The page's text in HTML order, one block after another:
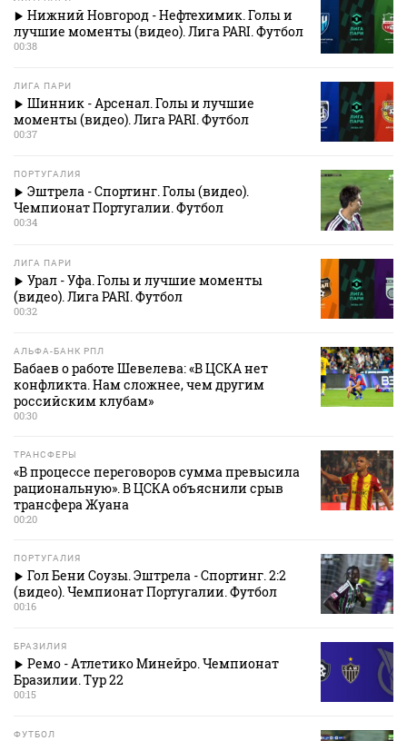
Нижний Новгород - Нефтехимик. Голы и
лучшие моменты (видео). Лига PARI. Футбол
00:38
ЛИГА ПАРИ
Шинник - Арсенал. Голы и лучшие
моменты (видео). Лига PARI. Футбол
00:37
ПОРТУГАЛИЯ
Эштрела - Спортинг. Голы (видео).
Чемпионат Португалии. Футбол
00:34
ЛИГА ПАРИ
Урал - Уфа. Голы и лучшие моменты
(видео). Лига PARI. Футбол
00:32
АЛЬФА-БАНК РПЛ
Бабаев о работе Шевелева: «В ЦСКА нет
конфликта. Нам сложнее, чем другим
российским клубам»
00:30
ТРАНСФЕРЫ
«В процессе переговоров сумма превысила
рациональную». В ЦСКА объяснили срыв
трансфера Жуана
00:20
ПОРТУГАЛИЯ
Гол Бени Соузы. Эштрела - Спортинг. 2:2
(видео). Чемпионат Португалии. Футбол
00:16
БРАЗИЛИЯ
Ремо - Атлетико Минейро. Чемпионат
Бразилии. Тур 22
00:15
ФУТБОЛ